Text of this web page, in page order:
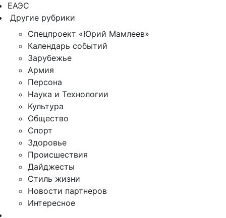
ЕАЭС
Другие рубрики
Спецпроект «Юрий Мамлеев»
Календарь событий
Зарубежье
Армия
Персона
Наука и Технологии
Культура
Общество
Спорт
Здоровье
Происшествия
Дайджесты
Стиль жизни
Новости партнеров
Интересное